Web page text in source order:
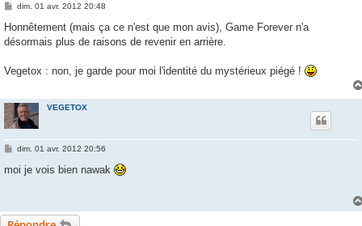
M
s
a
dim. 01 avr. 2012 20:48
Honnêtement (mais ça ce n'est que mon avis), Game Forever n'a
désormais plus de raisons de revenir en arrière.
Vegetox : non, je garde pour moi l'identité du mystérieux piégé !
VEGETOX
M
s
dim. 01 avr. 2012 20:56
moi je vois bien nawak